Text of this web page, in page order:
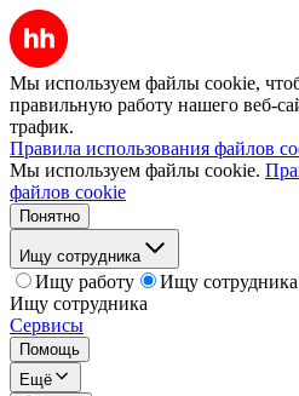
Мы используем файлы cookie,
правильную работу нашего веб-
трафик.
Правила использования файлов
Мы используем файлы cookie.
файлов cookie
Понятно
Ищу сотрудника
Ищу работу
Ищу сотрудника
Ищу сотрудника
Сервисы
Помощь
Ещё